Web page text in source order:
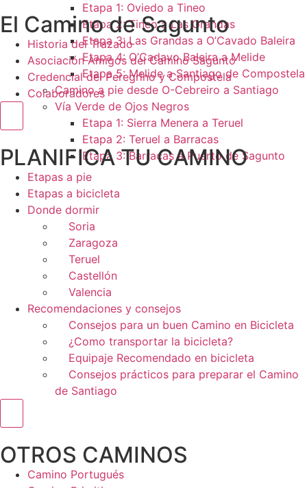
Etapa 1: Oviedo a Tineo
Etapa 2: Tineo a Las Grandas
Etapa 3: Las Grandas a O’Cavado Baleira
Etapa 4: O’Cadavo Baleira a Melide
Etapa 5: Melide a Santiago de Compostela
Camino a pie desde O-Cebreiro a Santiago
Vía Verde de Ojos Negros
Etapa 1: Sierra Menera a Teruel
Etapa 2: Teruel a Barracas
Etapa 3: Barracas a Puerto de Sagunto
El Camino de Sagunto
Historia del Trazado
Asociación Amigos del Camino Sagunto
Credencial del Peregrino y Compostela
Colaboradores
Menú conmutador hamburguesa
PLANIFICA TU CAMINO
Etapas a pie
Etapas a bicicleta
Donde dormir
Soria
Zaragoza
Teruel
Castellón
Valencia
Recomendaciones y consejos
Consejos para un buen Camino en Bicicleta
¿Como transportar la bicicleta?
Equipaje Recomendado en bicicleta
Consejos prácticos para preparar el Camino
de Santiago
OTROS CAMINOS
Camino Portugués